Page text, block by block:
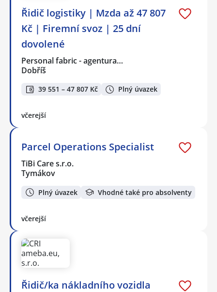
Řidič logistiky | Mzda až 47 807
Kč | Firemní svoz | 25 dní
dovolené
Personal fabric - agentura…
Dobříš
39 551 – 47 807 Kč Plný úvazek
včerejší
Parcel Operations Specialist
TiBi Care s.r.o.
Tymákov
Plný úvazek Vhodné také pro absolventy
včerejší
Řidič/ka nákladního vozidla